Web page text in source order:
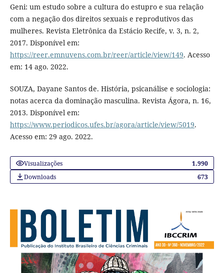
Geni: um estudo sobre a cultura do estupro e sua relação
com a negação dos direitos sexuais e reprodutivos das
mulheres. Revista Eletrônica da Estácio Recife, v. 3, n. 2,
2017. Disponível em:
https://reer.emnuvens.com.br/reer/article/view/149. Acesso
em: 14 ago. 2022.
SOUZA, Dayane Santos de. História, psicanálise e sociologia:
notas acerca da dominação masculina. Revista Ágora, n. 16,
2013. Disponível em:
https://www.periodicos.ufes.br/agora/article/view/5019.
Acesso em: 29 ago. 2022.
Visualizações
1.990
Downloads
673